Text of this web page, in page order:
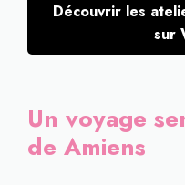
Découvrir les
sur
Un voyage
de Amiens